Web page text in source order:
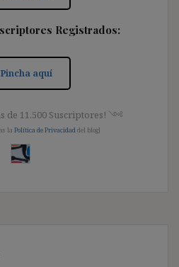
Registrados:
Pincha aquí
de 11.500 Suscriptores! ༺
la Política de Privacidad del blog]